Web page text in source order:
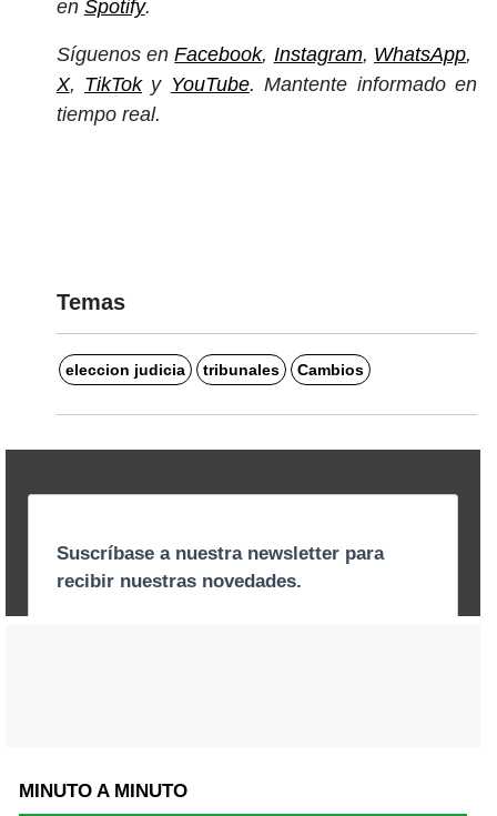
en Spotify.
Síguenos enFacebook, Instagram, WhatsApp,
X, TikToky YouTube. Mantente informado en
tiempo real.
Temas
eleccion judicia tribunales Cambios
MINUTO A MINUTO